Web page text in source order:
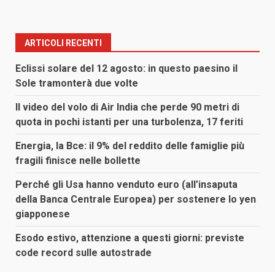
ARTICOLI RECENTI
Eclissi solare del 12 agosto: in questo paesino il
Sole tramonterà due volte
Il video del volo di Air India che perde 90 metri di
quota in pochi istanti per una turbolenza, 17 feriti
Energia, la Bce: il 9% del reddito delle famiglie più
fragili finisce nelle bollette
Perché gli Usa hanno venduto euro (all’insaputa
della Banca Centrale Europea) per sostenere lo yen
giapponese
Esodo estivo, attenzione a questi giorni: previste
code record sulle autostrade